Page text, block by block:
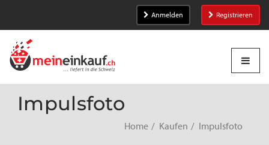
Anmelden Registrieren
Impulsfoto
Home Kaufen Impulsfoto